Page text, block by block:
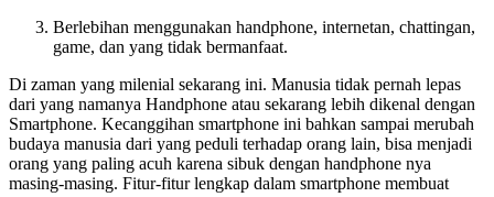
Berlebihan menggunakan handphone, internetan, chattingan,
Di zaman yang milenial sekarang ini. Manusia tidak pernah lepas
dari yang namanya Handphone atau sekarang lebih dikenal dengan
Smartphone. Kecanggihan smartphone ini bahkan sampai merubah
budaya manusia dari yang peduli terhadap orang lain, bisa menjadi
orang yang paling acuh karena sibuk dengan handphone nya